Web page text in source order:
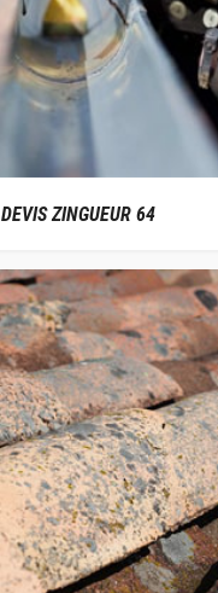
DEVIS ZINGUEUR 64